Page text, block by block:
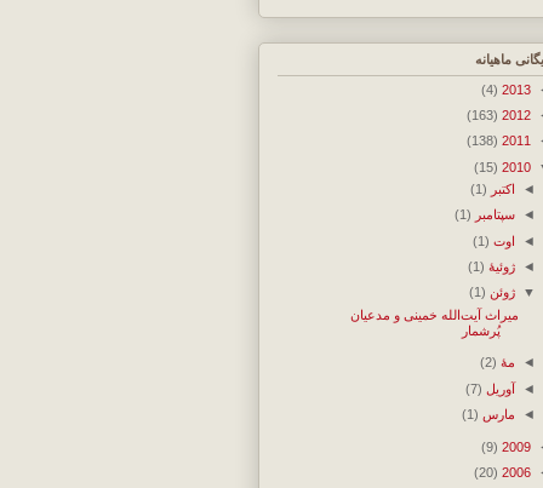
ماهیانه
2013
(4)
2012
(163)
2011
(138)
2010
(15)
◄ اکتبر (1)
◄سپتامبر (1)
◄ اوت (1)
◄ژوئیهٔ (1)
▼ژوئن (1)
میراث آیت‌الله خمینی و مدعیان
پُر‌شمار
◄ مهٔ (2)
◄آوریل (7)
◄ مارس (1)
2009
(9)
2006
(20)